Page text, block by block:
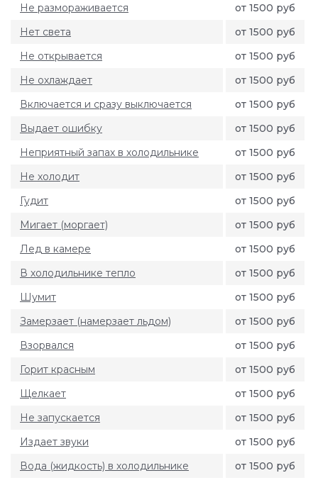
Не размораживается
от 1500 руб
Нет света
от 1500 руб
Не открывается
от 1500 руб
Не охлаждает
от 1500 руб
Включается и сразу выключается
от 1500 руб
Выдает ошибку
от 1500 руб
Неприятный запах в холодильнике
от 1500 руб
Не холодит
от 1500 руб
Гудит
от 1500 руб
Мигает (моргает)
от 1500 руб
Лед в камере
от 1500 руб
В холодильнике тепло
от 1500 руб
Шумит
от 1500 руб
Замерзает (намерзает льдом)
от 1500 руб
Взорвался
от 1500 руб
Горит красным
от 1500 руб
Щелкает
от 1500 руб
Не запускается
от 1500 руб
Издает звуки
от 1500 руб
Вода (жидкость) в холодильнике
от 1500 руб